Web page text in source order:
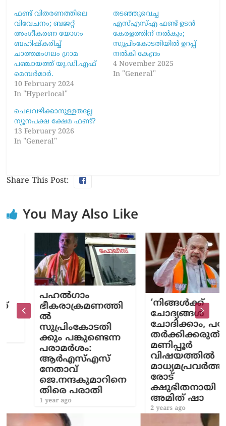
ഫണ്ട് വിതരണത്തിലെ
വിവേചനം; ബജറ്റ്
അംഗീകരണ യോഗം
ബഹിഷ്കരിച്ച്
ചാത്തമംഗലം ഗ്രാമ
പഞ്ചായത്ത് യു.ഡി.എഫ്
മെമ്പർമാർ.
10 February 2024
In "Hyperlocal"
തടഞ്ഞുവെച്ച
എസ്എസ്എ ഫണ്ട് ഉടൻ
കേരളത്തിന് നൽകും;
സുപ്രിംകോടതിയിൽ ഉറപ്പ്
നൽകി കേന്ദ്രം
4 November 2025
In "General"
ചെലവഴിക്കാനുള്ളതല്ലേ
ന്യൂനപക്ഷ ക്ഷേമ ഫണ്ട്?
13 February 2026
In "General"
Share This Post:
You May Also Like
പഹൽഗാം
ഭീകരാക്രമണത്തി
ൽ
സുപ്രിംകോടതി
ക്കും പങ്കുണ്ടെന്ന
പരാമർശം:
ആർഎസ്എസ്
നേതാവ്
ജെ.നന്ദകുമാറിനെ
തിരെ പരാതി
1 year ago
‘നിങ്ങൾക്ക്
ചോദ്യങ്ങൾ
ചോദിക്കാം, പക്ഷേ
തർക്കിക്കരുത്’;
മണിപ്പൂർ
വിഷയത്തിൽ
മാധ്യമപ്രവർത്തക
രോട്
ക്ഷുഭിതനായി
അമിത് ഷാ
2 years ago